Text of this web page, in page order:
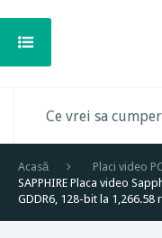
Acasă
Placi video
SAPPHIRE Placa video
GDDR6, 128-bit la 1,266.58